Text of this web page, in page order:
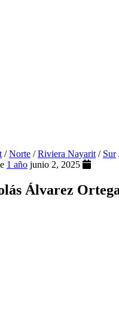
/Norte /Riviera Nayarit/ Sur
1 año junio 2, 2025
Álvarez